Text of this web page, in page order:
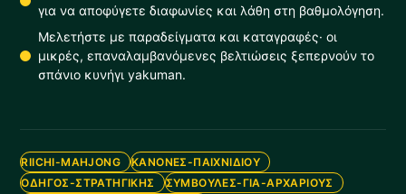
για να αποφύγετε διαφωνίες και λάθη στη βαθμολόγηση.
Μελετήστε με παραδείγματα και καταγραφές· οι
μικρές, επαναλαμβανόμενες βελτιώσεις ξεπερνούν το
σπάνιο κυνήγι yakuman.
RIICHI-MAHJONG
ΚΑΝΌΝΕΣ-ΠΑΙΧΝΙΔΙΟΎ
ΟΔΗΓΌΣ-ΣΤΡΑΤΗΓΙΚΉΣ
ΣΥΜΒΟΥΛΈΣ-ΓΙΑ-ΑΡΧΆΡΙΟΥΣ